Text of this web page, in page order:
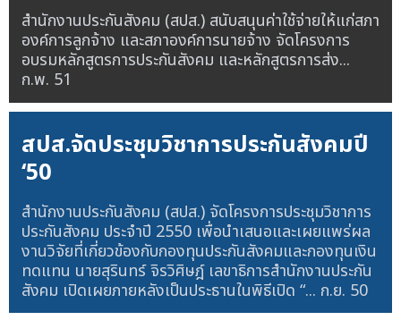
สำนักงานประกันสังคม (สปส.) สนับสนุนค่าใช้จ่ายให้แก่สภา
องค์การลูกจ้าง และสภาองค์การนายจ้าง จัดโครงการ
อบรมหลักสูตรการประกันสังคม และหลักสูตรการส่ง...
ก.พ. 51
สปส.จัดประชุมวิชาการประกันสังคมปี
‘50
สำนักงานประกันสังคม (สปส.) จัดโครงการประชุมวิชาการ
ประกันสังคม ประจำปี 2550 เพื่อนำเสนอและเผยแพร่ผล
งานวิจัยที่เกี่ยวข้องกับกองทุนประกันสังคมและกองทุนเงิน
ทดแทน นายสุรินทร์ จิรวิศิษฎ์ เลขาธิการสำนักงานประกัน
สังคม เปิดเผยภายหลังเป็นประธานในพิธีเปิด “... ก.ย. 50